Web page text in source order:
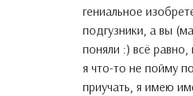
гениальное
подгузники, а вы
поняли :) всё равно,
я что-то не пойму
приучать, я имею